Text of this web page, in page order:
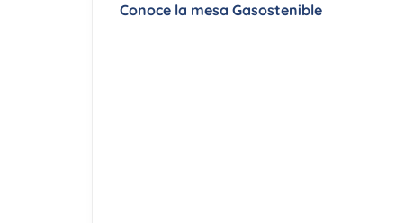
Conoce la mesa Gasostenible